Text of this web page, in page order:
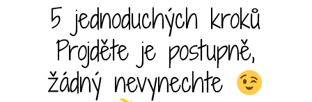
5 jednoduchých kroků
Projděte je postupně,
žádný nevynechte